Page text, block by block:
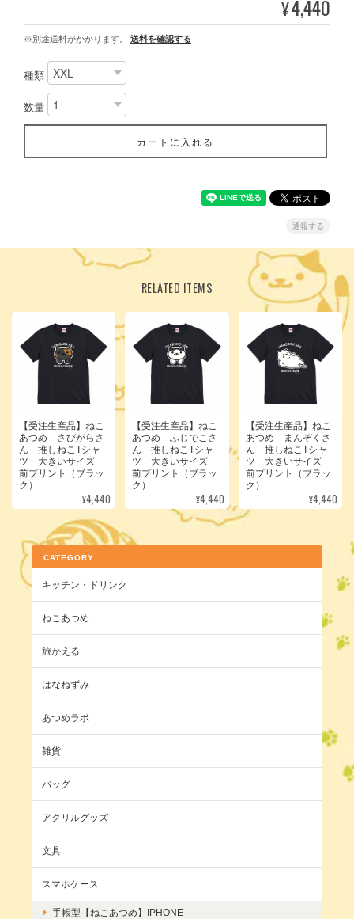
¥4,440
※別途送料がかかります。 送料を確認する
種類
数量
カートに入れる
通報する
RELATED ITEMS
【受注生産品】ねこ
あつめ さびがらさ
ん 推しねこTシャ
ツ 大きいサイズ
前プリント（ブラッ
ク）
¥4,440
【受注生産品】ねこ
あつめ ふじでこさ
ん 推しねこTシャ
ツ 大きいサイズ
前プリント（ブラッ
ク）
¥4,440
【受注生産品】ねこ
あつめ まんぞくさ
ん 推しねこTシャ
ツ 大きいサイズ
前プリント（ブラッ
ク）
¥4,440
CATEGORY
キッチン・ドリンク
ねこあつめ
旅かえる
はなねずみ
あつめラボ
雑貨
バッグ
アクリルグッズ
文具
スマホケース
手帳型【ねこあつめ】IPHONE